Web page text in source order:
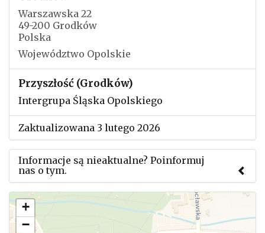
Warszawska 22
49-200 Grodków
Polska
Województwo Opolskie
Przyszłość (Grodków)
Intergrupa Śląska Opolskiego
Zaktualizowana 3 lutego 2026
Informacje są nieaktualne? Poinformuj
nas o tym.
Użyj tego formularza aby przesłać informację o
zmianach w powyższym mityngu.
+
−